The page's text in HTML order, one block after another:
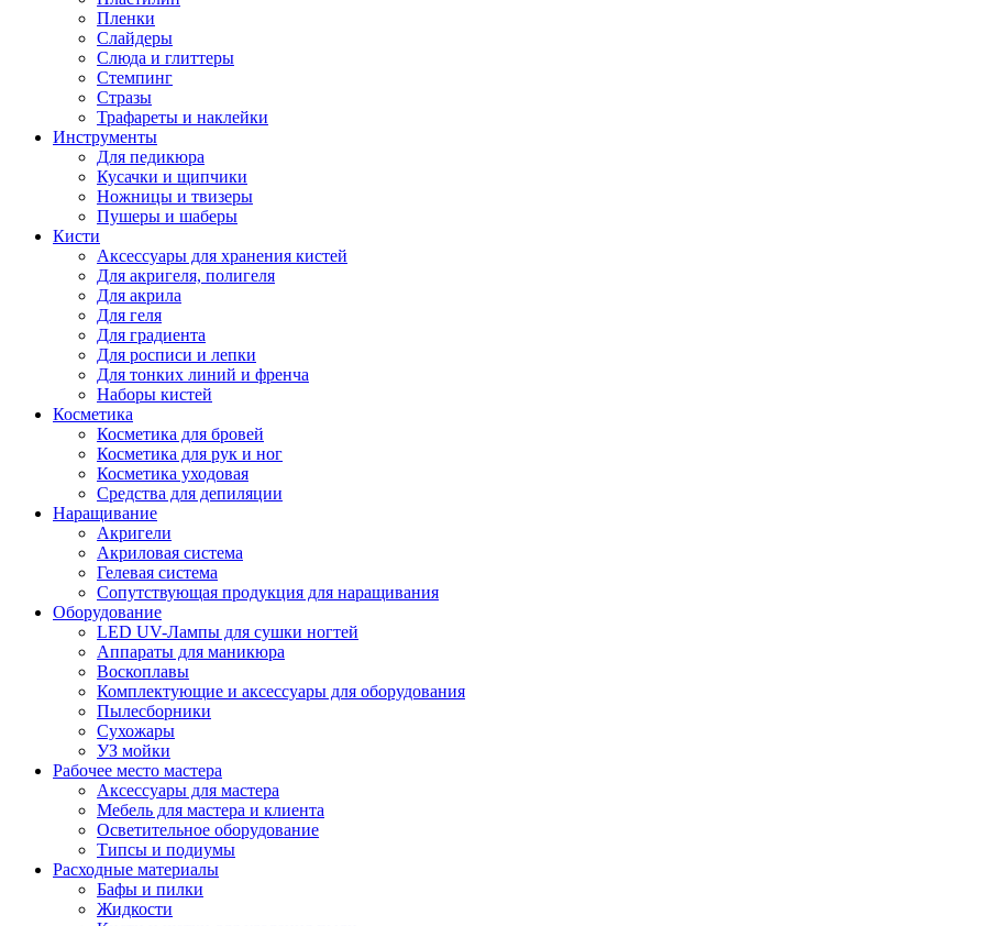
Пленки
Слайдеры
Слюда и глиттеры
Стемпинг
Стразы
Трафареты и наклейки
Инструменты
Для педикюра
Кусачки и щипчики
Ножницы и твизеры
Пушеры и шаберы
Кисти
Аксессуары для хранения кистей
Для акригеля, полигеля
Для акрила
Для геля
Для градиента
Для росписи и лепки
Для тонких линий и френча
Наборы кистей
Косметика
Косметика для бровей
Косметика для рук и ног
Косметика уходовая
Средства для депиляции
Наращивание
Акригели
Акриловая система
Гелевая система
Сопутствующая продукция для наращивания
Оборудование
LED UV-Лампы для сушки ногтей
Аппараты для маникюра
Воскоплавы
Комплектующие и аксессуары для оборудования
Пылесборники
Сухожары
УЗ мойки
Рабочее место мастера
Аксессуары для мастера
Мебель для мастера и клиента
Осветительное оборудование
Типсы и подиумы
Расходные материалы
Бафы и пилки
Жидкости